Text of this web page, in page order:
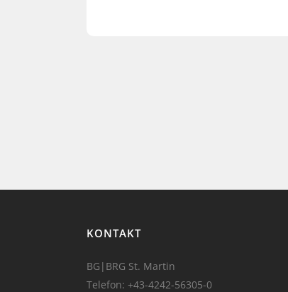
KONTAKT
BG|BRG St. Martin
Telefon: +43-4242-56305-0